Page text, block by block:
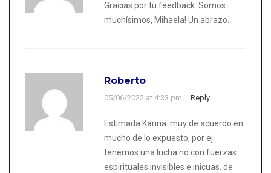
Gracias por tu feedback. Somos
muchísimos, Mihaela! Un abrazo.
Roberto
05/06/2022 at 4:33 pm Reply
Estimada Karina. muy de acuerdo en
mucho de lo expuesto, por ej.
tenemos una lucha no con fuerzas
espirituales invisibles e inicuas. de